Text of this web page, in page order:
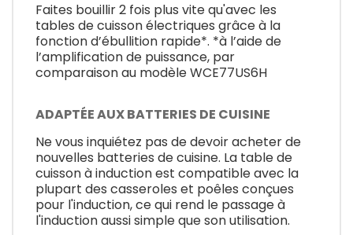
Faites bouillir 2 fois plus vite qu'avec les
tables de cuisson électriques grâce à la
fonction d’ébullition rapide*. *à l’aide de
l’amplification de puissance, par
comparaison au modèle WCE77US6H
ADAPTÉE AUX BATTERIES DE CUISINE
Ne vous inquiétez pas de devoir acheter de
nouvelles batteries de cuisine. La table de
cuisson à induction est compatible avec la
plupart des casseroles et poêles conçues
pour l'induction, ce qui rend le passage à
l'induction aussi simple que son utilisation.